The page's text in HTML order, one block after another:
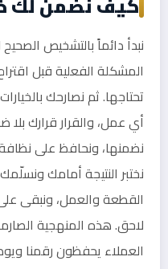
نبدأ دائماً بالتشخيص
المشكلة الفعلية قبل
تحتاجها. ثم نصارحك
أي عمل، والقرار قرارك
نضمنها، ونحافظ على
نختبر النتيجة أمامك
القطعة والعمل، ونبقى
لاحق. هذه المنهجية
العملاء يحفظون رقمنا